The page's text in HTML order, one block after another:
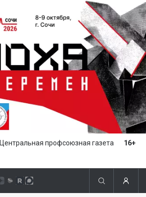
Центральная профсоюзная газета 16+